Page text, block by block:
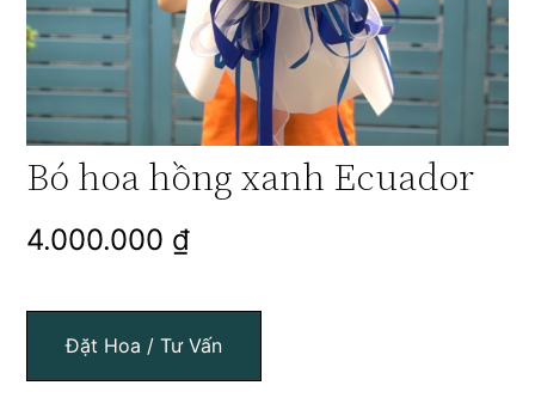
Bó hoa hồng xanh Ecuador
4.000.000 ₫
Đặt Hoa / Tư Vấn